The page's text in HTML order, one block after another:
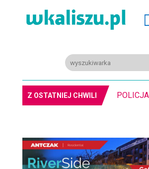
Z OSTATNIEJ CHWILI